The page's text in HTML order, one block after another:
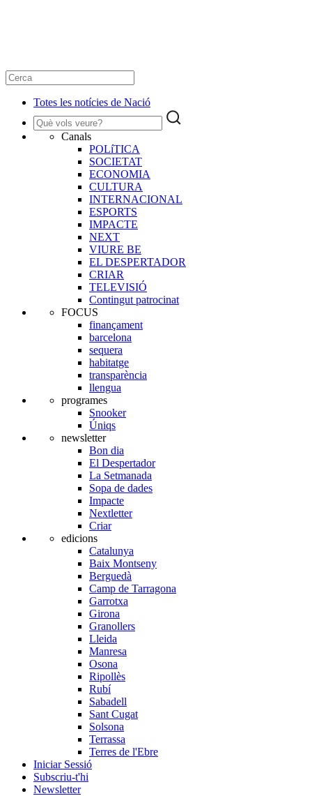
Totes les notícies de Nació
Canals
POLíTICA
SOCIETAT
ECONOMIA
CULTURA
INTERNACIONAL
ESPORTS
IMPACTE
NEXT
VIURE BE
EL DESPERTADOR
CRIAR
TELEVISIÓ
Contingut patrocinat
FOCUS
finançament
barcelona
sequera
habitatge
transparència
llengua
programes
Snooker
Úniqs
newsletter
Bon dia
El Despertador
La Setmanada
Sopa de dades
Impacte
Nextletter
Criar
edicions
Catalunya
Baix Montseny
Berguedà
Camp de Tarragona
Garrotxa
Girona
Granollers
Lleida
Manresa
Osona
Ripollès
Rubí
Sabadell
Sant Cugat
Solsona
Terrassa
Terres de l'Ebre
Iniciar Sessió
Subscriu-t'hi
Newsletter